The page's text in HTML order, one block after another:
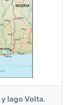
lago Volta.